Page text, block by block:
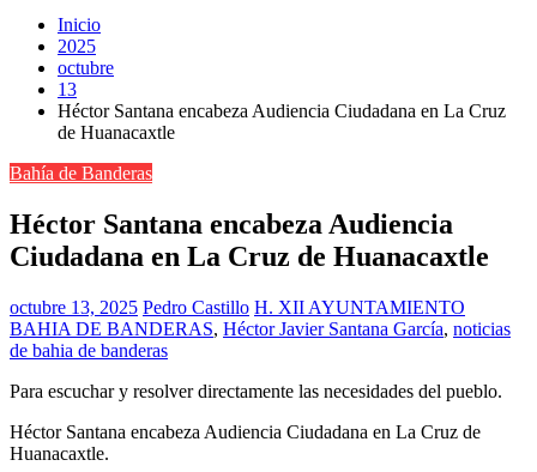
Inicio
2025
octubre
13
Héctor Santana encabeza Audiencia Ciudadana en La Cruz
de Huanacaxtle
Bahía de Banderas
Héctor Santana encabeza Audiencia
Ciudadana en La Cruz de Huanacaxtle
octubre 13, 2025 Pedro Castillo H. XII AYUNTAMIENTO
BAHIA DE BANDERAS, Héctor Javier Santana García, noticias
de bahia de banderas
Para escuchar y resolver directamente las necesidades del pueblo.
Héctor Santana encabeza Audiencia Ciudadana en La Cruz de
Huanacaxtle.